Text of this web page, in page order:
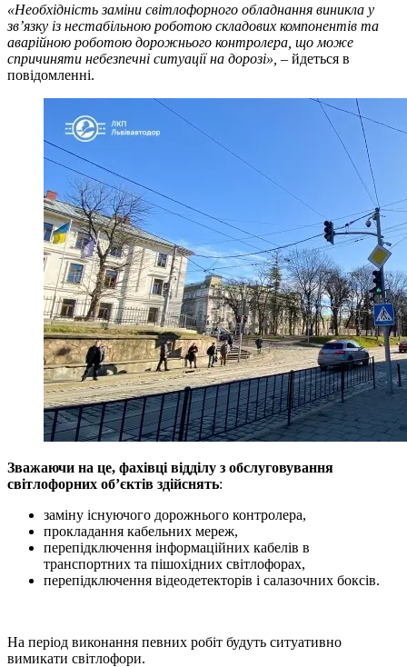
«Необхідність заміни світлофорного обладнання виникла у
зв’язку із нестабільною роботою складових компонентів та
аварійною роботою дорожнього контролера, що може
спричиняти небезпечні ситуації на дорозі», – йдеться в
повідомленні.
Зважаючи на це, фахівці відділу з обслуговування
світлофорних обʼєктів здійснять:
заміну існуючого дорожнього контролера,
прокладання кабельних мереж,
перепідключення інформаційних кабелів в
транспортних та пішохідних світлофорах,
перепідключення відеодетекторів і салазочних боксів.
На період виконання певних робіт будуть ситуативно
вимикати світлофори.